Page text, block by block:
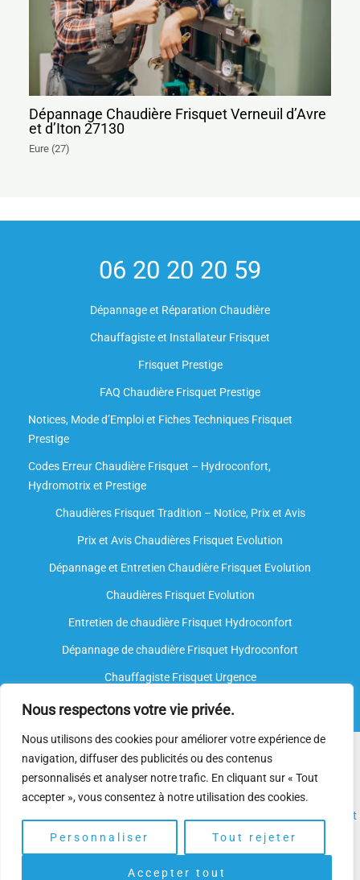
Nous respectons votre vie privée.
Nous utilisons des cookies pour améliorer votre expérience de
navigation, diffuser des publicités ou des contenus
personnalisés et analyser notre trafic. En cliquant sur « Tout
accepter », vous consentez à notre utilisation des cookies.
Personnaliser Tout rejeter
Accepter tout
Dépannage Chaudière Frisquet Verneuil d’Avre
et d’Iton 27130
Eure (27)
06 20 20 20 59
Dépannage et Réparation Chaudière
Chauffagiste et Installateur Frisquet
Frisquet Prestige
FAQ Chaudière Frisquet Prestige
Notices, Mode d’Emploi et Fiches Techniques Frisquet
Prestige
Codes Erreur Chaudière Frisquet – Hydroconfort,
Hydromotrix et Prestige
Chaudières Frisquet Tradition – Notice, Prix et Avis
Prix et Avis Chaudières Frisquet Evolution
Dépannage et Entretien Chaudière Frisquet Evolution​
Chaudières Frisquet Evolution
Entretien de chaudière Frisquet Hydroconfort
Dépannage de chaudière Frisquet Hydroconfort
Chauffagiste Frisquet Urgence
Nous intervenons sur toutes les marques de chauffe-eau, mais
nous ne sommespas agréés par le fabricant. Nosplombiers
spécialisésdisposent néanmoins de l’expertise et des
et
le
dépannage.
Copyright © 2025 | Depannage Chaudiere. Gaz Frisquet